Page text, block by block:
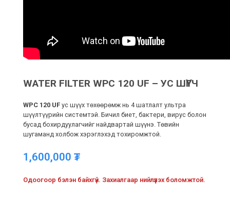
WATER FILTER WPC 120 UF – УС ШҮҮГЧ
WPC 120 UFус шүүх төхөөрөмж нь 4 шатлалт ультра
шүүлтүүрийн системтэй. Бичил биет, бактери, вирус болон
бусад бохирдуулагчийг найдвартай шүүнэ. Төвийн
шугаманд холбож хэрэглэхэд тохиромжтой.
1,600,000 ₮
Одоогоор бэлэн байхгүй. Захиалгаар нийлүүлэх боломжтой.